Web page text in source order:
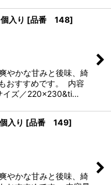
入り [品番 148]
やかな甘みと後味、綺
おすすめです。 内容
イズ／220×230&ti…
入り [品番 149]
やかな甘みと後味、綺